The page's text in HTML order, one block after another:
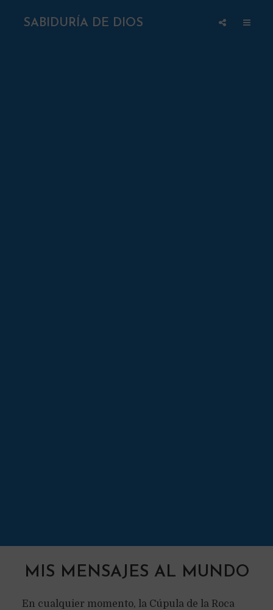
SABIDURÍA DE DIOS
MIS MENSAJES AL MUNDO
En cualquier momento, la Cúpula de la Roca